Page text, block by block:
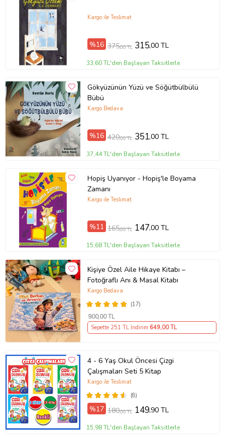
Tanıtım Metni
Baskı Boyutu14,80 x 10,30 cm
Baskı Sayısı 1. Baskı
Baskı Tarihi
Ağustos 2019
Çevirmen
Kolektif
Kağıt Cinsi
1. Hamur
Sayfa Sayısı 14
Yayın Dili
Türkçe
Yazar
Kolektif
Ürün Kodu:kcm87651960
Kargo ile Teslimat
%16 375,00 TL 315,00 TL
33,60 TL'den Başlayan Taksitlerle
Gökyüzünün Yüzü ve Söğütbülbülü
Bübü
Kargo Bedava
%16 420,00 TL 351,00 TL
37,44 TL'den Başlayan Taksitlerle
Hopiş Uyanıyor - Hopiş'le Boyama
Zamanı
Kargo ile Teslimat
%11 165,00 TL 147,00 TL
15,68 TL'den Başlayan Taksitlerle
Kişiye Özel Aile Hikaye Kitabı –
Fotoğraflı Anı & Masal Kitabı
(17)
Kargo Bedava
900,00 TL
Sepette 251 TL İndirim 649,00 TL
4 - 6 Yaş Okul Öncesi Çizgi
Çalışmaları Seti 5 Kitap
(8)
Kargo ile Teslimat
%17 180,00 TL 149,90 TL
15,98 TL'den Başlayan Taksitlerle